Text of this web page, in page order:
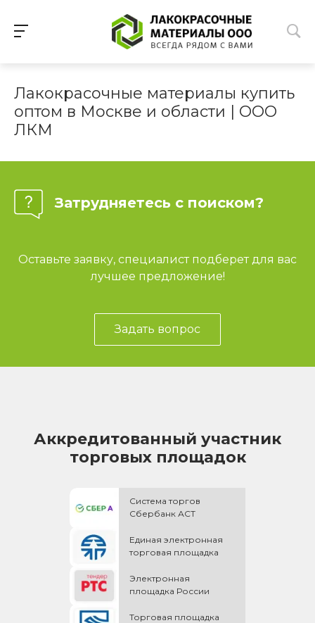
Лакокрасочные материалы купить
оптом в Москве и области | ООО
ЛКМ
Затрудняетесь с поиском?
Оставьте заявку, специалист подберет для вас
лучшее предложение!
Задать вопрос
Аккредитованный участник
торговых площадок
Система торгов
Сбербанк АСТ
Единая электронная
торговая площадка
Электронная
площадка России
Торговая площадка